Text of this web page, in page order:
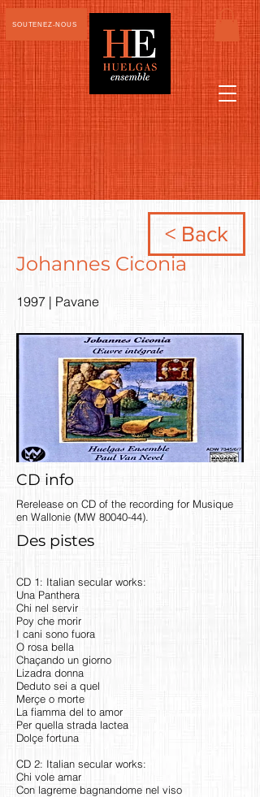
SOUTENEZ-NOUS
< Back
Johannes Ciconia
1997 | Pavane
CD info
Rerelease on CD of the recording for Musique
en Wallonie (MW 80040-44).
Des pistes
CD 1: Italian secular works:
Una Panthera
Chi nel servir
Poy che morir
I cani sono fuora
O rosa bella
Chaçando un giorno
Lizadra donna
Deduto sei a quel
Merçe o morte
La fiamma del to amor
Per quella strada lactea
Dolçe fortuna
CD 2: Italian secular works:
Chi vole amar
Con lagreme bagnandome nel viso